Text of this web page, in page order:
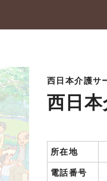
西日本介護サ
西日
所在地
電話番号